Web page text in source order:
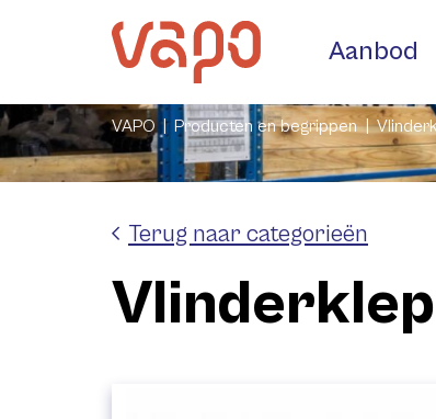
Aanbod
VAPO Producten en begrippen
Terug naar categorieën